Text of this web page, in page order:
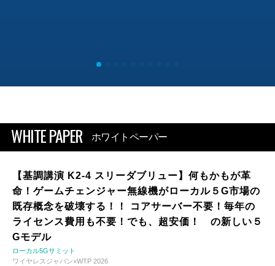
WHITE PAPER ホワイトペーパー
【基調講演 K2-4 スリーダブリュー】何もかもが革
命！ゲームチェンジャー無線機がローカル５G市場の
既存概念を破壊する！！ コアサーバー不要！毎年の
ライセンス費用も不要！でも、超安価！ の新しい５
Gモデル
ローカル5Gサミット
ワイヤレスジャパン×WTP 2026